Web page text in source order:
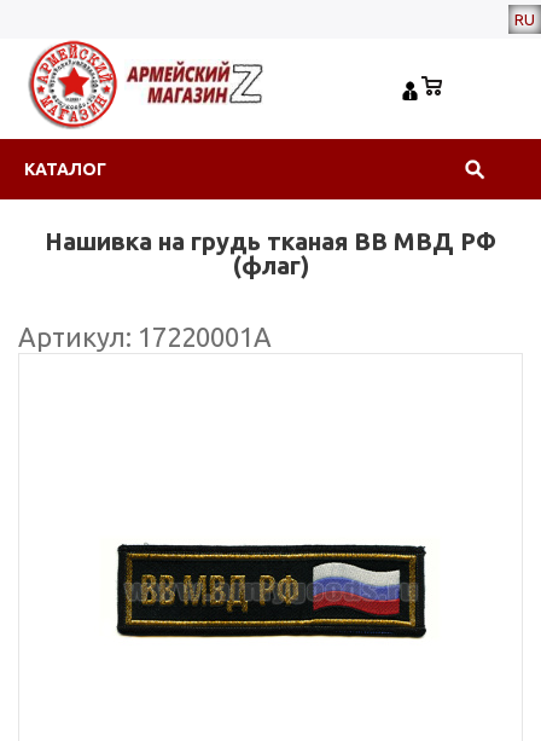
RU
КАТАЛОГ
Нашивка на грудь тканая ВВ МВД РФ
(флаг)
Артикул: 17220001А